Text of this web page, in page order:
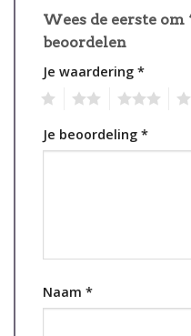
Wees de eerste om
beoordelen
Je waardering *
Je beoordeling *
Naam *